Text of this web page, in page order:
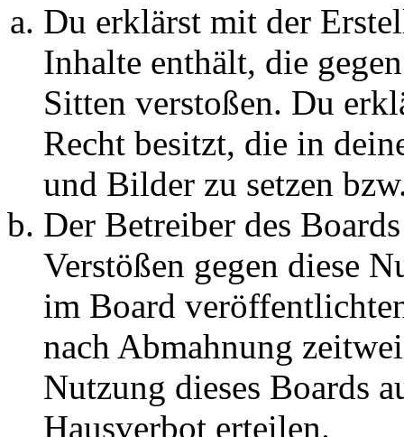
Du erklärst mit der
Inhalte enthält, die
Sitten verstoßen. Du
Recht besitzt, die in
und Bilder zu setzen
Der Betreiber des
Verstößen gegen diese
im Board
nach Abmahnung
Nutzung dieses Boards
Hausverbot erteilen.